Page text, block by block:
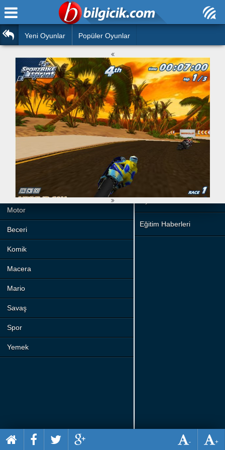
Araba
Barbie
Boyama
Futbol
Çocuk
Angry Birds
Basketbol
Motor
Beceri
Komik
Macera
Mario
Savaş
Spor
Yemek
Ana Sayfa
Bilmeceler
Bulmacalar
Deyimler
Duvar Yazıları
Eğitim Haberleri
Yeni Oyunlar Popüler Oyunlar
+
-